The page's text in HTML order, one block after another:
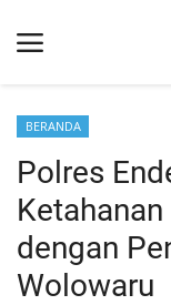
Beranda
Terms &
Reskrim
BERANDA
Polres
dengan
Wolowaru